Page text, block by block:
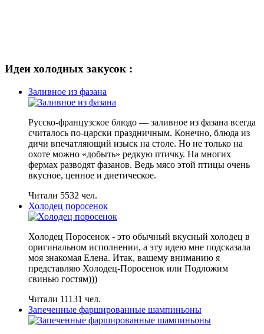
Идеи холодных закусок :
Заливное из фазана
Русско-французское блюдо — заливное из фазана всегда
считалось по-царски праздничным. Конечно, блюда из
дичи впечатляющий изыск на столе. Но не только на
охоте можно «добыть» редкую птичку. На многих
фермах разводят фазанов. Ведь мясо этой птицы очень
вкусное, ценное и диетическое.
Читали 5532 чел.
Холодец поросенок
Холодец Поросенок - это обычный вкусный холодец в
оригинальном исполнении, а эту идею мне подсказала
моя знакомая Елена. Итак, вашему вниманию я
представляю Холодец-Поросенок или Подложим
свинью гостям)))
Читали 11131 чел.
Запеченные фаршированные шампиньоны